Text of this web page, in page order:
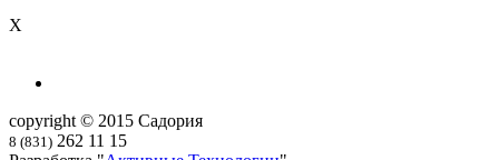
X
copyright © 2015 Садория
8 (831) 262 11 15